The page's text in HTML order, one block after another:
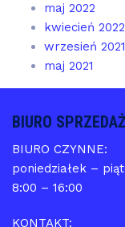
maj 2022
kwiecień 2022
wrzesień 2021
maj 2021
BIURO
BIURO CZYNNE:
poniedziałek –
8:00 – 16:00
KONTAKT: